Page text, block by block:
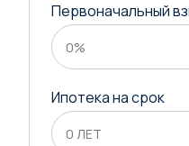
Первоначальный
Ипотека на срок